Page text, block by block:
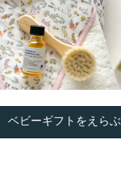
ベビーギフトをえらぶ